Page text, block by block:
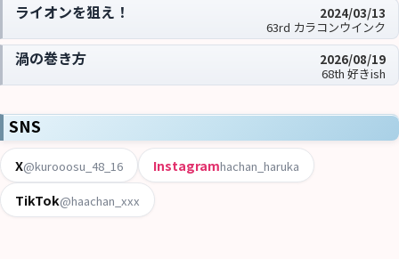
ライオンを狙え！
2024/03/13
63rd カラコンウインク
渦の巻き方
2026/08/19
68th 好きish
SNS
X@kurooosu_48_16 Instagramhachan_haruka
TikTok@haachan_xxx